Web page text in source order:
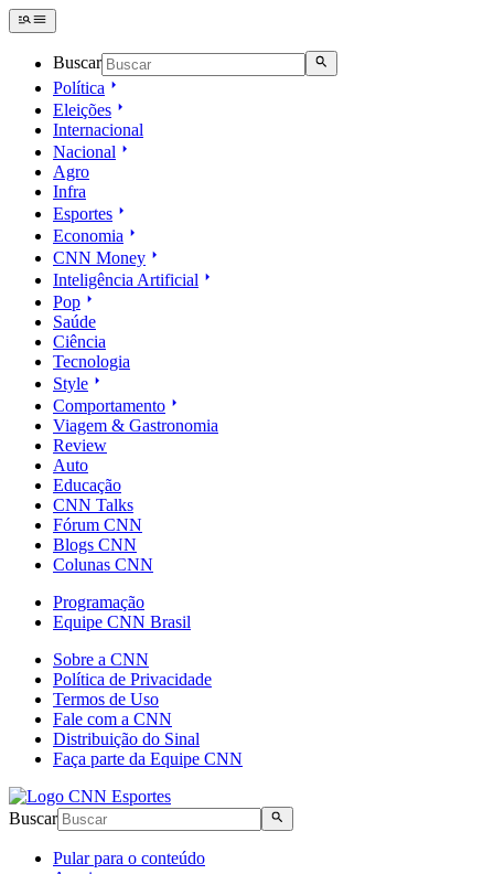
Buscar
Política
Eleições
Internacional
Nacional
Agro
Infra
Esportes
Economia
CNN Money
Inteligência Artificial
Pop
Saúde
Ciência
Tecnologia
Style
Comportamento
Viagem & Gastronomia
Review
Auto
Educação
CNN Talks
Fórum CNN
Blogs CNN
Colunas CNN
Programação
Equipe CNN Brasil
Sobre a CNN
Política de Privacidade
Termos de Uso
Fale com a CNN
Distribuição do Sinal
Faça parte da Equipe CNN
Buscar
Pular para o conteúdo